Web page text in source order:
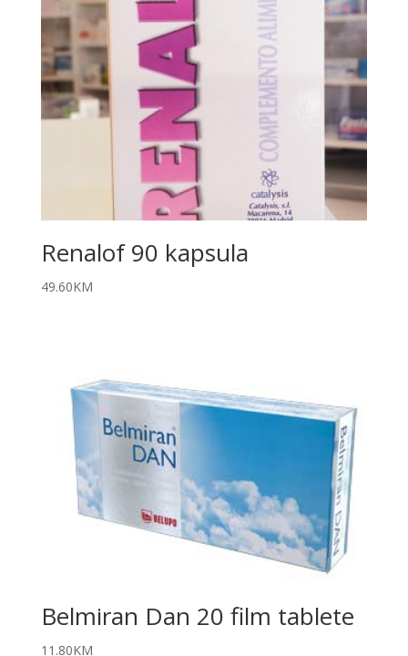
Renalof 90 kapsula
49.60KM
Belmiran Dan 20 film tablete
11.80KM